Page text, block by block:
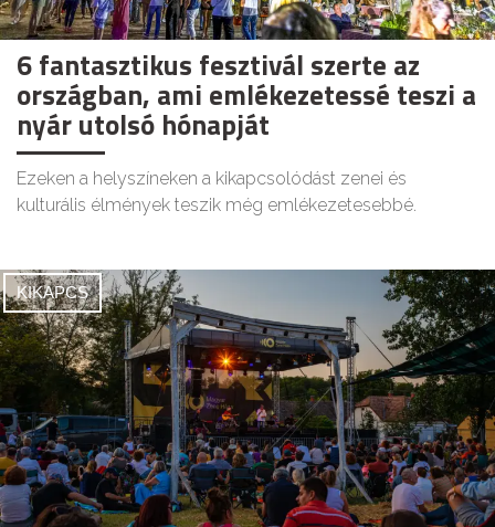
6 fantasztikus fesztivál szerte az
országban, ami emlékezetessé teszi a
nyár utolsó hónapját
Ezeken a helyszíneken a kikapcsolódást zenei és
kulturális élmények teszik még emlékezetesebbé.
KIKAPCS